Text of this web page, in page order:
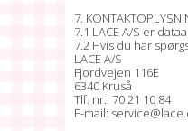
7.
7.1 LACE A/S er
7.2 Hvis du har
LACE A/S
Fjordvejen 116E
6340 Kruså
Tlf. nr.: 70 21 10 84
E-mail: